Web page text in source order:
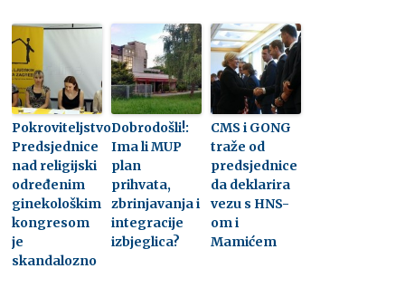
Pokroviteljstvo
Predsjednice
nad religijski
određenim
ginekološkim
kongresom
je
skandalozno
Dobrodošli!:
Ima li MUP
plan
prihvata,
zbrinjavanja i
integracije
izbjeglica?
CMS i GONG
traže od
predsjednice
da deklarira
vezu s HNS-
om i
Mamićem